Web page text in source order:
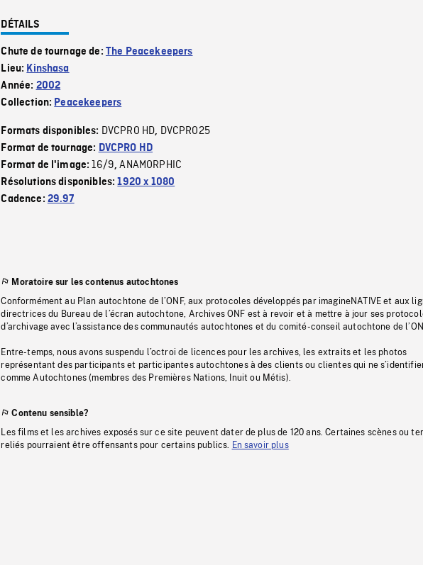
DÉTAILS
Chute de tournage de: The Peacekeepers
Lieu: Kinshasa
Année: 2002
Collection: Peacekeepers
Formats disponibles: DVCPRO HD, DVCPRO25
Format de tournage: DVCPRO HD
Format de l'image:16/9,ANAMORPHIC
Résolutions disponibles:1920 x 1080
Cadence: 29.97
Moratoire sur les contenus autochtones
Conformément au Plan autochtone de l’ONF, aux protocoles développés par imagineNATIVE et aux
directrices du Bureau de l’écran autochtone, Archives ONF est à revoir et à mettre à jour ses
d’archivage avec l’assistance des communautés autochtones et du comité-conseil autochtone de
Entre-temps, nous avons suspendu l’octroi de licences pour les archives, les extraits et les photos
représentant des participants et participantes autochtones à des clients ou clientes qui ne
comme Autochtones (membres des Premières Nations, Inuit ou Métis).
Contenu sensible?
Les films et les archives exposés sur ce site peuvent dater de plus de 120 ans. Certaines scènes ou
reliés pourraient être offensants pour certains publics.
En savoir plus